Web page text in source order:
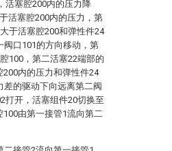
活塞腔200内的压力降
活塞腔200内的压力，第
于活塞腔200和弹性件24
阀口101的方向移动，第
100，第二活塞22端部的
内的压力和弹性件24
差的驱动下向远离第二阀
打开，活塞组件20切换至
由第一接管1流向第二